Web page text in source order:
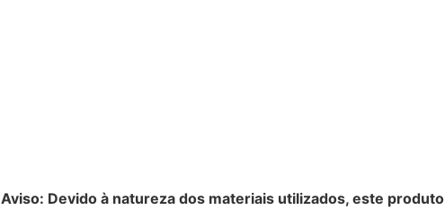
Aviso: Devido à natureza dos materiais utilizados, este produto